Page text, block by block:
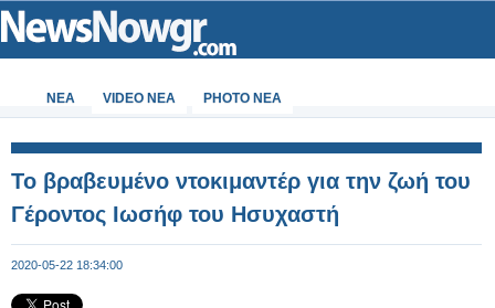
ΝΕΑ VIDEO NEA PHOTO NEA
Το βραβευμένο ντοκιμαντέρ για την ζωή του
Γέροντος Ιωσήφ του Ησυχαστή
2020-05-22 18:34:00